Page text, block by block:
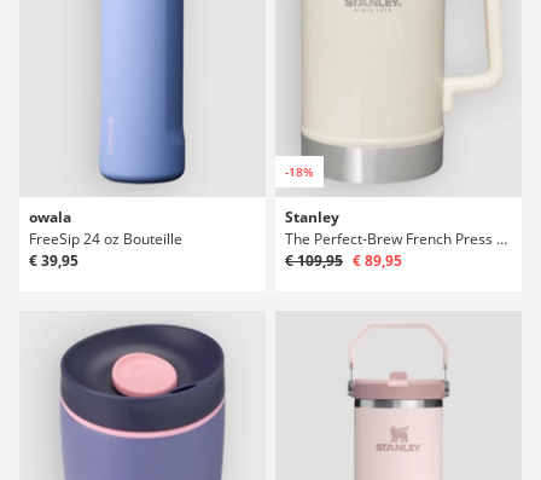
owala
FreeSip 24 oz Bouteille
€ 39,95
-18%
Stanley
The Perfect-Brew French Press Bouteille
€ 109,95 € 89,95